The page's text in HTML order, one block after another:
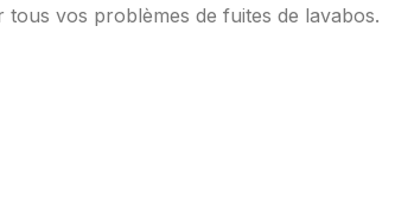
vos problèmes de fuites de lavabos.